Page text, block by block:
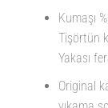
Kumaşı
Tişörtün
Yakası
Original